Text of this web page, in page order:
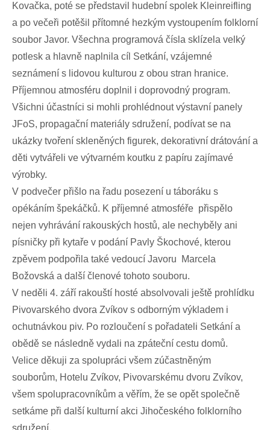
Kovačka, poté se představil hudební spolek Kleinreifling
a po večeři potěšil přítomné hezkým vystoupením folklorní
soubor Javor. Všechna programová čísla sklízela velký
potlesk a hlavně naplnila cíl Setkání, vzájemné
seznámení s lidovou kulturou z obou stran hranice.
Příjemnou atmosféru doplnil i doprovodný program.
Všichni účastníci si mohli prohlédnout výstavní panely
JFoS, propagační materiály sdružení, podívat se na
ukázky tvoření skleněných figurek, dekorativní drátování a
děti vytvářeli ve výtvarném koutku z papíru zajímavé
výrobky.
V podvečer přišlo na řadu posezení u táboráku s
opékáním špekáčků. K příjemné atmosféře přispělo
nejen vyhrávání rakouských hostů, ale nechyběly ani
písničky při kytaře v podání Pavly Škochové, kterou
zpěvem podpořila také vedoucí Javoru Marcela
Božovská a další členové tohoto souboru.
V neděli 4. září rakouští hosté absolvovali ještě prohlídku
Pivovarského dvora Zvíkov s odborným výkladem i
ochutnávkou piv. Po rozloučení s pořadateli Setkání a
obědě se následně vydali na zpáteční cestu domů.
Velice děkuji za spolupráci všem zúčastněným
souborům, Hotelu Zvíkov, Pivovarskému dvoru Zvíkov,
všem spolupracovníkům a věřím, že se opět společně
setkáme při další kulturní akci Jihočeského folklorního